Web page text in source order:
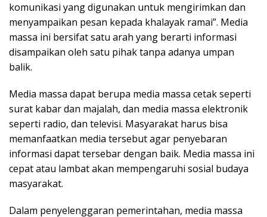
komunikasi yang digunakan untuk mengirimkan dan
menyampaikan pesan kepada khalayak ramai”. Media
massa ini bersifat satu arah yang berarti informasi
disampaikan oleh satu pihak tanpa adanya umpan
balik.
Media massa dapat berupa media massa cetak seperti
surat kabar dan majalah, dan media massa elektronik
seperti radio, dan televisi. Masyarakat harus bisa
memanfaatkan media tersebut agar penyebaran
informasi dapat tersebar dengan baik. Media massa ini
cepat atau lambat akan mempengaruhi sosial budaya
masyarakat.
Dalam penyelenggaran pemerintahan, media massa